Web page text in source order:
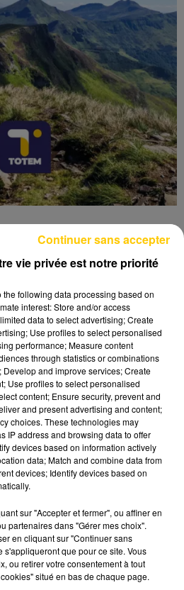
sec)
sec
08/05/25 À 08H29
dans le Cantal,
Issoire avec les reportages
le terrain .
AVEYRON NORD
vie privée est notre priorité
the following data processing based on
interest: Store and/or access
data to select advertising; Create
Use profiles to select personalised
performance; Measure content
through statistics or combinations
Develop and improve services; Create
Use profiles to select personalised
content; Ensure security, prevent and
and present advertising and content;
choices. These technologies may
IP address and browsing data to offer
devices based on information actively
data; Match and combine data from
devices; Identify devices based on
sur "Accepter et fermer", ou affiner en
partenaires dans "Gérer mes choix".
en cliquant sur "Continuer sans
s'appliqueront que pour ce site. Vous
ou retirer votre consentement à tout
situé en bas de chaque page.
Continuer sans accepter